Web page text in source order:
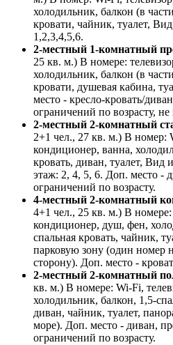
холодильник, балкон (в
кровати, чайник, туалет,
1,2,3,4,5,6.
2-местный 1-комнатный
25 кв. м.) В номере:
холодильник, балкон (в
кровати, душевая кабина,
место - кресло-кровать/
ограничений по возрасту,
2-местный 2-комнатный
2+1 чел., 27 кв. м.) В номер:
кондиционер, ванна,
кровать, диван, туалет,
этаж: 2, 4, 5, 6. Доп. место -
ограничений по возрасту.
4-местный 2-комнатный
4+1 чел., 25 кв. м.) В номере:
кондиционер, душ, фен,
спальная кровать, чайник,
парковую зону (один номер
сторону). Доп. место -
2-местный 2-комнатный
кв. м.) В номере: Wi-Fi,
холодильник, балкон, 1,5-
диван, чайник, туалет,
море). Доп. место - диван,
ограничений по возрасту.